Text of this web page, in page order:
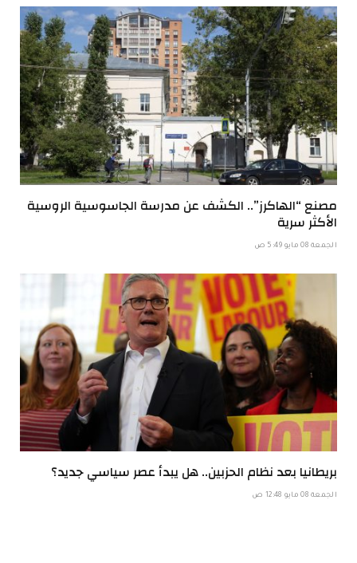
مصنع “الهاكرز”.. الكشف عن مدرسة الجاسوسية الروسية
الأكثر سرية
الجمعة 08 مايو 5:49 ص
بريطانيا بعد نظام الحزبين.. هل يبدأ عصر سياسي جديد؟
الجمعة 08 مايو 12:48 ص